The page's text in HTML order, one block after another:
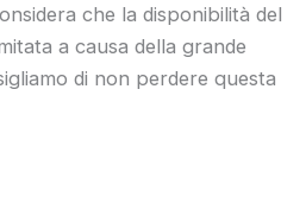
che la disponibilità del
a causa della grande
di non perdere questa